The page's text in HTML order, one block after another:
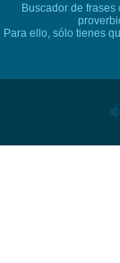
Buscador de frases
Para ello, sólo tienes
©